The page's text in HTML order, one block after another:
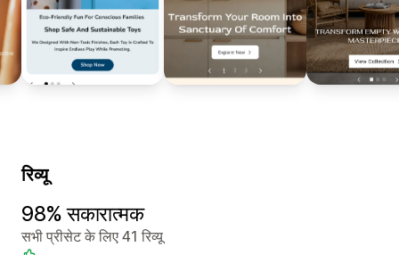
रिव्यू
98% सकारात्मक
सभी प्रीसेट के लिए 41 रिव्यू